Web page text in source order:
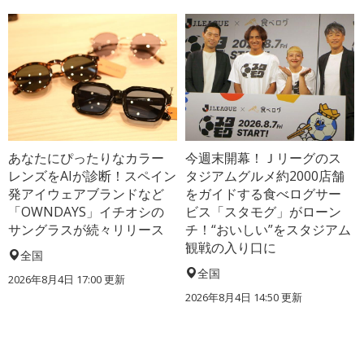
あなたにぴったりなカラー
レンズをAIが診断！スペイン
発アイウェアブランドなど
「OWNDAYS」イチオシの
サングラスが続々リリース
全国
2026年8月4日 17:00更新
今週末開幕！Ｊリーグのス
タジアムグルメ約2000店舗
をガイドする食べログサー
ビス「スタモグ」がローン
チ！“おいしい”をスタジアム
観戦の入り口に
全国
2026年8月4日 14:50更新